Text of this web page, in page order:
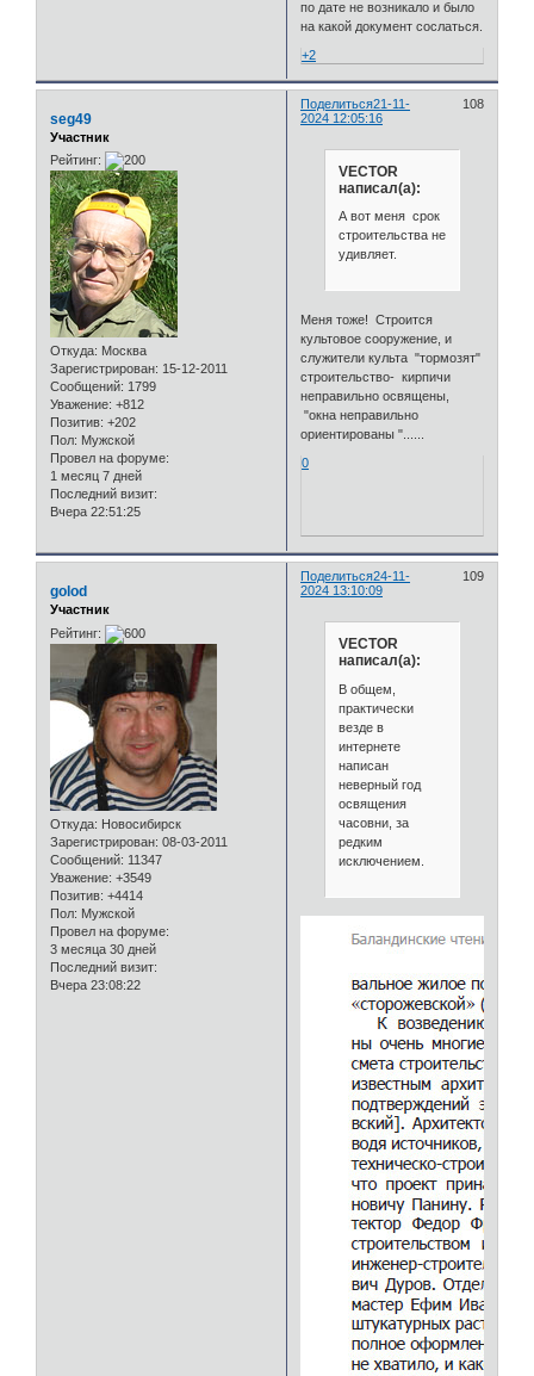
по дате не возникало и было
на какой документ сослаться.
+2
Поделиться 108
21-11-
2024 12:05:16
seg49
Участник
Рейтинг:
Откуда: Москва
Зарегистрирован: 15-12-2011
Сообщений: 1799
Уважение: +812
Позитив: +202
Пол: Мужской
Провел на форуме:
1 месяц 7 дней
Последний визит:
Вчера 22:51:25
VECTOR
написал(а):
А вот меня срок
строительства не
удивляет.
Меня тоже! Строится
культовое сооружение, и
служители культа "тормозят"
строительство- кирпичи
неправильно освящены,
"окна неправильно
ориентированы "......
0
Поделиться 109
24-11-
2024 13:10:09
golod
Участник
Рейтинг:
Откуда: Новосибирск
Зарегистрирован: 08-03-2011
Сообщений: 11347
Уважение: +3549
Позитив: +4414
Пол: Мужской
Провел на форуме:
3 месяца 30 дней
Последний визит:
Вчера 23:08:22
VECTOR
написал(а):
В общем,
практически
везде в
интернете
написан
неверный год
освящения
часовни, за
редким
исключением.